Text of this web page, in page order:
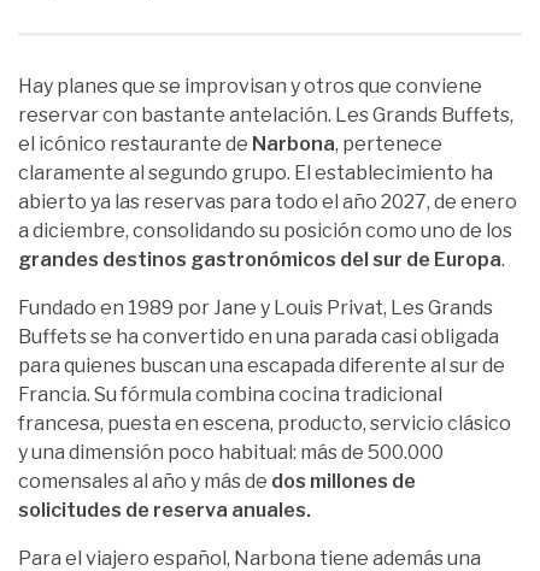
Hay planes que se improvisan y otros que conviene
reservar con bastante antelación. Les Grands Buffets,
el icónico restaurante de Narbona, pertenece
claramente al segundo grupo. El establecimiento ha
abierto ya las reservas para todo el año 2027, de enero
a diciembre, consolidando su posición como uno de los
grandes destinos gastronómicos del sur de Europa.
Fundado en 1989 por Jane y Louis Privat, Les Grands
Buffets se ha convertido en una parada casi obligada
para quienes buscan una escapada diferente al sur de
Francia. Su fórmula combina cocina tradicional
francesa, puesta en escena, producto, servicio clásico
y una dimensión poco habitual: más de 500.000
comensales al año y más de dos millones de
solicitudes de reserva anuales.
Para el viajero español, Narbona tiene además una